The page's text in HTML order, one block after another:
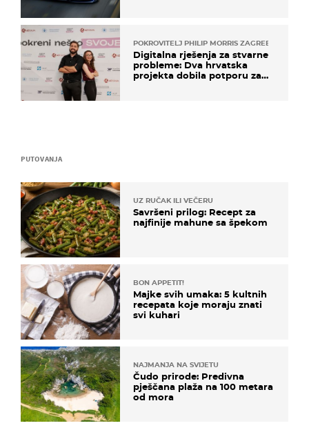
PUTOVANJA
UZ RUČAK ILI VEČERU
Savršeni prilog: Recept za
najfinije mahune sa špekom
BON APPETIT!
Majke svih umaka: 5 kultnih
recepata koje moraju znati
svi kuhari
NAJMANJA NA SVIJETU
Čudo prirode: Predivna
pješčana plaža na 100 metara
od mora
POKROVITELJ PHILIP MORRIS ZAGREB
Digitalna rješenja za stvarne
probleme: Dva hrvatska
projekta dobila potporu za